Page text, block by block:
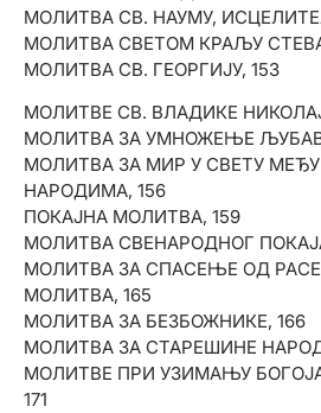
ОТАЧАСТВА, 213
МОЛИТВА ЗА ПРЕМИНУЛУ ЖЕНУ,
МОЛИТВА УДОВИЦЕ ЗА
МОЛИТВА НА ГРОБУ РОДИТЕЉА,
МОЛИТВА ЗА ПОЧИВШУ ДЕЦУ,
МОЛИТВА ЗА УПОКОЈЕНЕ, 225
МОЛИТВА ПРЕД ПРАВЉЕЊЕ
ЗГРАДЕ, 225
МОЛИТВА ПРИ УСЕЉАВАЊУ У
МОЛИТВА НАД ПЛОДОМ ПО
МОЛИТВА ПРЕД КОПАЊЕ БУНАРА,
МОЛИТВА РАДИ БЛАГОСЛОВА
МОЛИТВА ПРЕД СЕЈАЊЕ УСЕВА,
МОЛИТВА ПОСЛЕ ЈЕЛА, 231
МОЛИТВА СВ. НАУМУ,
МОЛИТВА СВЕТОМ КРАЉУ
МОЛИТВА СВ. ГЕОРГИЈУ, 153
МОЛИТВЕ СВ. ВЛАДИКЕ
МОЛИТВА ЗА УМНОЖЕЊЕ
МОЛИТВА ЗА МИР У СВЕТУ
НАРОДИМА, 156
ПОКАЈНА МОЛИТВА, 159
МОЛИТВА СВЕНАРОДНОГ
МОЛИТВА ЗА СПАСЕЊЕ ОД
МОЛИТВА, 165
МОЛИТВА ЗА БЕЗБОЖНИКЕ, 166
МОЛИТВА ЗА СТАРЕШИНЕ
МОЛИТВЕ ПРИ УЗИМАЊУ
171